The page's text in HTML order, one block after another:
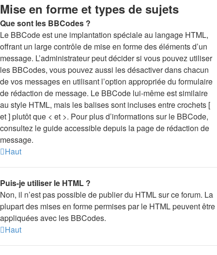
Mise en forme et types de sujets
Que sont les BBCodes ?
Le BBCode est une implantation spéciale au langage HTML,
offrant un large contrôle de mise en forme des éléments d’un
message. L’administrateur peut décider si vous pouvez utiliser
les BBCodes, vous pouvez aussi les désactiver dans chacun
de vos messages en utilisant l’option appropriée du formulaire
de rédaction de message. Le BBCode lui-même est similaire
au style HTML, mais les balises sont incluses entre crochets [
et ] plutôt que < et >. Pour plus d’informations sur le BBCode,
consultez le guide accessible depuis la page de rédaction de
message.
Haut
Puis-je utiliser le HTML ?
Non, il n’est pas possible de publier du HTML sur ce forum. La
plupart des mises en forme permises par le HTML peuvent être
appliquées avec les BBCodes.
Haut